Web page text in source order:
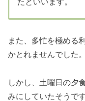
たといいます。
また、多忙を極める
かとれませんでした。
しかし、土曜日の夕
みにしていたそうです